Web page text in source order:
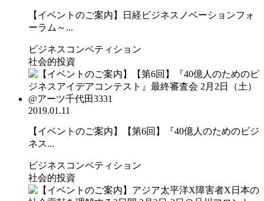
【イベントのご案内】日経ビジネスノベーションフォ
ーラム～...
ビジネスコンペティション
社会的投資
2019.01.11
【イベントのご案内】【第6回】『40億人のためのビジ
ネス...
ビジネスコンペティション
社会的投資